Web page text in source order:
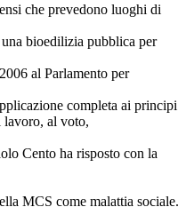
che prevedono luoghi di
bioedilizia pubblica per
al Parlamento per
completa ai principi
lavoro, al voto,
Cento ha risposto con la
MCS come malattia sociale.